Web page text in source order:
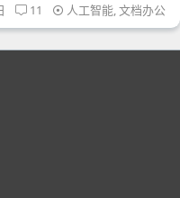
11 人工智能,文档办公